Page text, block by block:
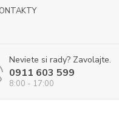
Neviete si rady? Zavolajte.
0911 603 599
8:00 - 17:00